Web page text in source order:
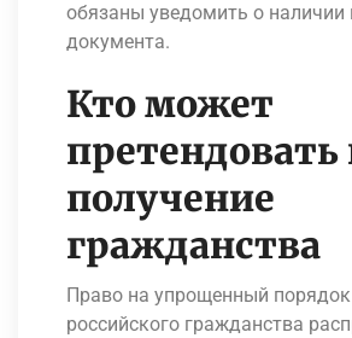
обязаны уведомить о наличии
документа.
Кто может
претендовать
получение
гражданства
Право на упрощенный
российского гражданства